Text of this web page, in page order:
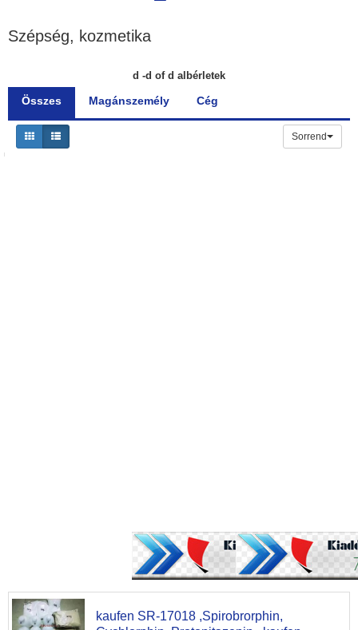
Szépség, kozmetika
d -d of d albérletek
Összes Magánszemély Cég
Sorrend
kaufen SR-17018 ,Spirobrorphin,